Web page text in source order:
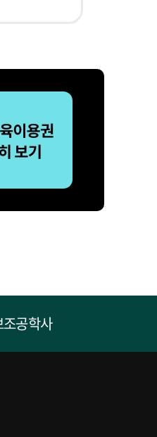
조공학사